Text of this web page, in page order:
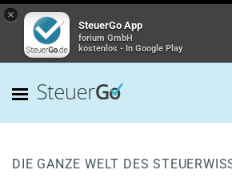
×
SteuerGo App
forium GmbH
kostenlos - In Google Play
DIE GANZE WELT DES